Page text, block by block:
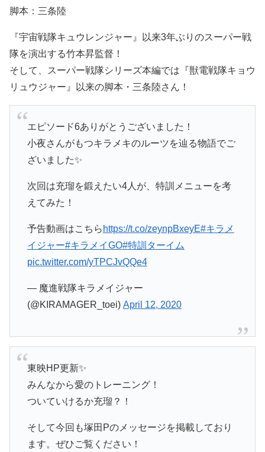
脚本：三条陸
『宇宙戦隊キュウレンジャー』以来3年ぶりのスーパー戦
隊を演出する竹本昇監督！
そして、スーパー戦隊シリーズ本編では『獣電戦隊キョウ
リュウジャー』以来の脚本・三条陸さん！
エピソード6ありがとうございました！
小夜さんがもつキラメキのルーツを辿る物語でご
ざいました✨
次回は充瑠を鍛えたい4人が、特訓メニューを考
えてみた！
予告動画はこちら https://t.co/zeynpBxeyE#キラメ
イジャー#キラメイGO#特訓ターイム
pic.twitter.com/yTPCJvQQe4
— 魔進戦隊キラメイジャー
(@KIRAMAGER_toei) April 12, 2020
東映HP更新✨
みんなから愛のトレーニング！
ついていけるか充瑠？！
そして今回も塚田Pのメッセージを掲載しており
ます。ぜひご覧ください！